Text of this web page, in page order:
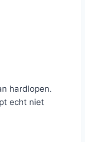
hardlopen.
echt niet